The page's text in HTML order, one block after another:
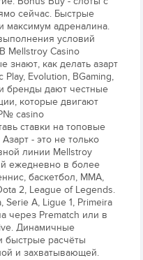
сейчас. Быстрые
максимум адреналина.
условий
Mellstroy Casino
знают, как делать азарт
Evolution, BGaming,
бренды дают честные
которые двигают
casino
ставки на топовые
- это не только
линии Mellstroy
ежедневно в более
баскетбол, MMA,
2, League of Legends.
Serie A, Ligue 1, Primeira
через Prematch или в
Динамичные
быстрые расчёты
и захватывающей.